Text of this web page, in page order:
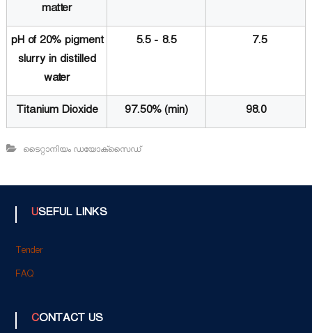
matter
pH of 20% pigment
slurry in distilled
water
5.5 - 8.5 7.5
Titanium Dioxide 97.50% (min) 98.0
ടൈറ്റാനിയം ഡയോക്‌സൈഡ്‌
USEFUL LINKS
Tender
FAQ
CONTACT US